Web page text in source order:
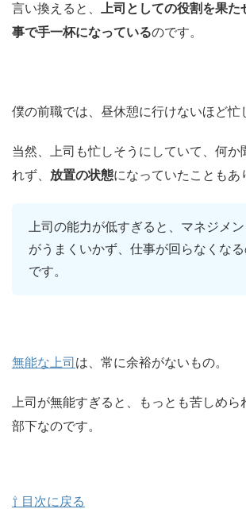
言い換えると、
上司としての役割を果
事で手一杯になっているのです。
僕の前職では、昼休憩に行けないほど忙
当然、上司も忙しそうにしていて、何か
れず、 放置の状態になっていたこともあ
上司の能力が低すぎると、マネジメン
がうまくいかず、仕事が回らなくな
です。
無能な上司 は、常に余裕がないもの。
上司が無能すぎると、もっとも苦しめ
部下なのです。
⇧ 目次に戻る